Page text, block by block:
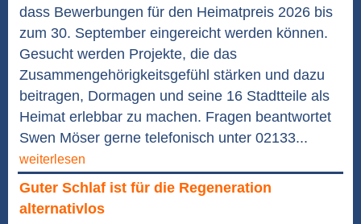
dass Bewerbungen für den Heimatpreis 2026 bis
zum 30. September eingereicht werden können.
Gesucht werden Projekte, die das
Zusammengehörigkeitsgefühl stärken und dazu
beitragen, Dormagen und seine 16 Stadtteile als
Heimat erlebbar zu machen. Fragen beantwortet
Swen Möser gerne telefonisch unter 02133...
weiterlesen
Guter Schlaf ist für die Regeneration
alternativlos